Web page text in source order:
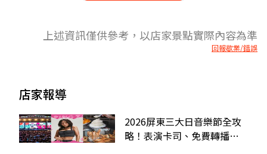
上述資訊僅供參考，以店家景點實際內容為準
回報歇業/錯誤
店家報導
2026屏東三大日音樂節全攻
略！表演卡司、免費轉播平